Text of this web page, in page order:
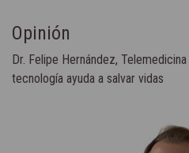
Opinión
Dr. Felipe Hernández,
tecnología ayuda a salvar vidas